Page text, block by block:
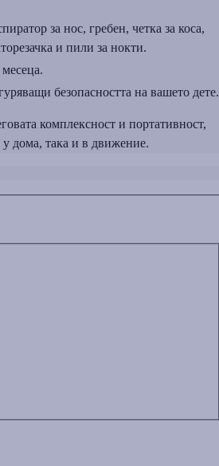
за нос, гребен, четка за коса,
и пили за нокти.
безопасността на вашето дете.
комплексност и портативност,
у дома, така и в движение.